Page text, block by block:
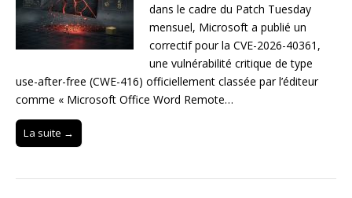
dans le cadre du Patch Tuesday
mensuel, Microsoft a publié un
correctif pour la CVE-2026-40361,
une vulnérabilité critique de type
use-after-free (CWE-416) officiellement classée par l’éditeur
comme « Microsoft Office Word Remote…
La suite →